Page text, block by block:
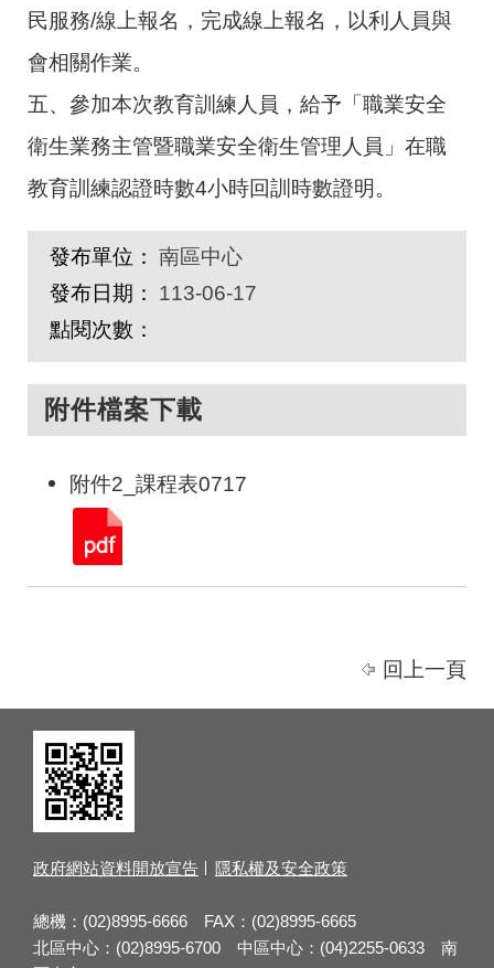
民服務/線上報名，完成線上報名，以利人員與
會相關作業。
五、參加本次教育訓練人員，給予「職業安全
衛生業務主管暨職業安全衛生管理人員」在職
教育訓練認證時數4小時回訓時數證明。
發布單位： 南區中心
發布日期：
113-06-17
點閱次數：
附件檔案下載
附件2_課程表0717
回上一頁
政府網站資料開放宣告 隱私權及安全政策
總機：(02)8995-6666 FAX：(02)8995-6665
北區中心：(02)8995-6700 中區中心：(04)2255-0633 南